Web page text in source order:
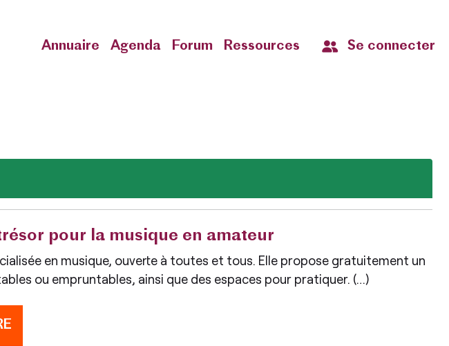
Annuaire Agenda Forum Ressources Se connecter
pour la musique en amateur
en musique, ouverte à toutes et tous. Elle propose gratuitement un
ou empruntables, ainsi que des espaces pour pratiquer. (…)